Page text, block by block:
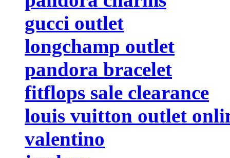
gucci outlet
longchamp outlet
pandora bracelet
fitflops sale clearance
louis vuitton outlet
valentino